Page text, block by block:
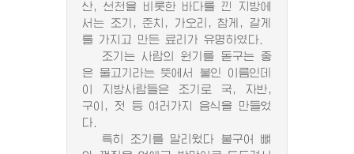
산, 선천을 비롯한 바다를 낀 지방에
서는 조기, 준치, 가오리, 참게, 갈게
를 가지고 만든 료리가 유명하였다.
조기는 사람의 원기를 돋구는 좋
은 물고기라는 뜻에서 붙인 이름인데
이 지방사람들은 조기로 국, 자반,
구이, 젓 등 여러가지 음식을 만들었
다.
특히 조기를 말리웠다 불구어 뼈